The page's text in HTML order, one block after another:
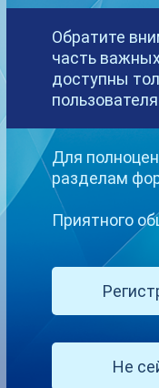
образом выборочно.
пола (Male)
давно это было
некоторых пропускают
регил девушку
Опубликовано
Доброго времени суток.
модель, а просто
общаться с моделью. Я
Обратите
часть
доступны
Для
разделам
Приятного
Не